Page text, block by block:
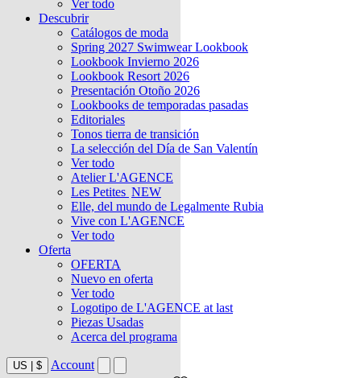
Ver todo
Descubrir
Catálogos de moda
Spring 2027 Swimwear Lookbook
Lookbook Invierno 2026
Lookbook Resort 2026
Presentación Otoño 2026
Lookbooks de temporadas pasadas
Editoriales
Tonos tierra de transición
La selección del Día de San Valentín
Ver todo
Atelier L'AGENCE
Les Petites NEW
Elle, del mundo de Legalmente Rubia
Vive con L'AGENCE
Ver todo
Oferta
OFERTA
Nuevo en oferta
Ver todo
Logotipo de L'AGENCE at last
Piezas Usadas
Acerca del programa
US $ Account